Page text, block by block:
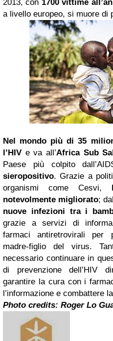
2013, con 1700 vittime
a livello europeo, si muore di
Nel mondo più di 35
l’HIV e va all’AfricaSub
Paese più colpito
sieropositivo. Grazie a
organismi come Cesvi,
notevolmente migliorato;
nuove infezioni tra i
grazie a servizi di
farmaci antiretrovirali per
madre-figlio del virus.
necessario continuare in
di prevenzione dell’HIV
garantire la cura con i
l’informazione e combattere
Photo credits: Roger Lo